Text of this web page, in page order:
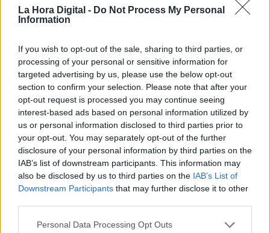
La Hora Digital - Do Not Process My Personal
Information
If you wish to opt-out of the sale, sharing to third parties, or
processing of your personal or sensitive information for
targeted advertising by us, please use the below opt-out
section to confirm your selection. Please note that after your
opt-out request is processed you may continue seeing
interest-based ads based on personal information utilized by
us or personal information disclosed to third parties prior to
your opt-out. You may separately opt-out of the further
disclosure of your personal information by third parties on the
IAB’s list of downstream participants. This information may
also be disclosed by us to third parties on the IAB’s List of
Downstream Participants that may further disclose it to other
Personal Data Processing Opt Outs
José Luis antes de López Vázquez